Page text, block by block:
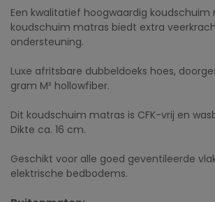
Een kwalitatief hoogwaardig koudschuim
koudschuim matras biedt extra
ondersteuning.
Luxe afritsbare dubbeldoeks hoes,
gram M² hollowfiber.
Dit koudschuim matras is CFK-vrij en
Dikte ca. 16 cm.
Geschikt voor alle goed geventileerde
elektrische bedbodems.